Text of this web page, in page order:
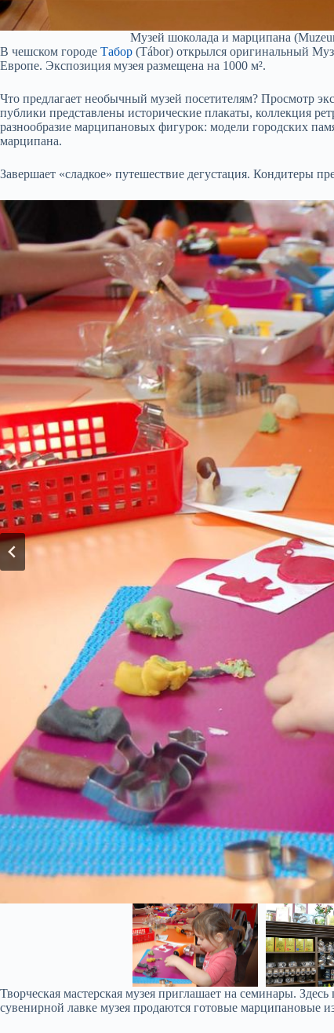
Музей шоколада и марципана
В чешском городе Табор (Tábor) открылся оригинальный
Европе. Экспозиция музея размещена на 1000 м².
Что предлагает необычный музей посетителям? Просмотр
публики представлены исторические плакаты, коллекция
разнообразие марципановых фигурок: модели городских
марципана.
Завершает «сладкое» путешествие дегустация. Кондитеры
Творческая мастерская музея приглашает на семинары.
сувенирной лавке музея продаются готовые марципановые